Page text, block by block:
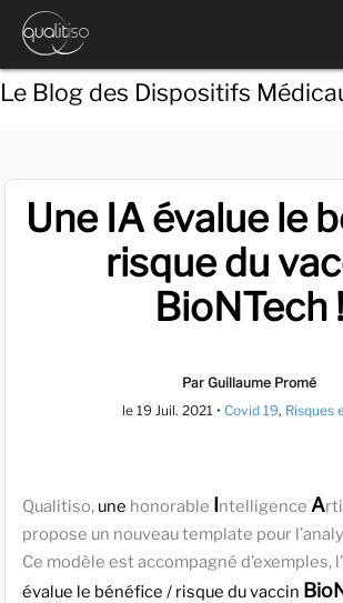
Le Blog des Dispositifs
Une IA évalue le
risque du
BioNTech !
Par Guillaume Promé
le 19 Juil. 2021 • Covid 19, Risques
Qualitiso, une honorable Intelligence A
propose un nouveau template pour
Ce modèle est accompagné d’exemples,
évalue le bénéfice / risque du vaccin